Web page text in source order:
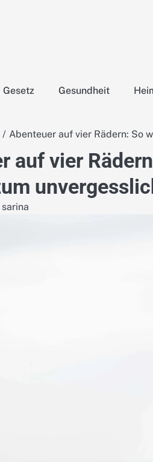
Gesetz Gesundheit
Abenteuer auf vier Rädern: So
auf vier
sarina